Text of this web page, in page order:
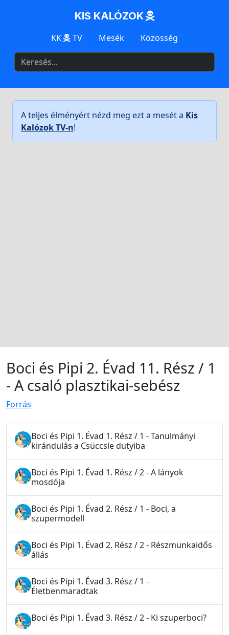
KIS KALÓZOK
KK TV Mesék Közösség
A teljes élményért nézd meg ezt a mesét a Kis
Kalózok TV-n!
Boci és Pipi 2. Évad 11. Rész / 1
- A csaló plasztikai-sebész
Forrás
Boci és Pipi 1. Évad 1. Rész / 1 - Tanulmányi
kirándulás a Csüccsle dutyiba
Boci és Pipi 1. Évad 1. Rész / 2 - A lányok
mosdója
Boci és Pipi 1. Évad 2. Rész / 1 - Boci, a
szupermodell
Boci és Pipi 1. Évad 2. Rész / 2 - Részmunkaidős
állás
Boci és Pipi 1. Évad 3. Rész / 1 -
Életbenmaradtak
Boci és Pipi 1. Évad 3. Rész / 2 - Ki szuperboci?